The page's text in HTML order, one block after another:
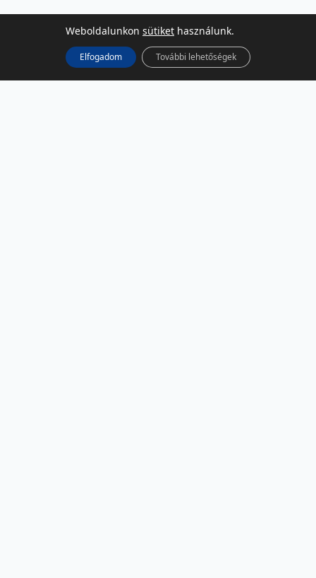
Weboldalunkon sütiket használunk.
Elfogadom További lehetőségek